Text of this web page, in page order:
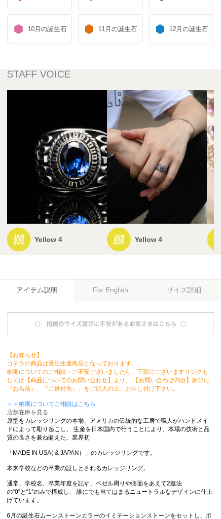
10月の誕生石 11月の誕生石 12月の誕生石
Yellow 4 Yellow 4
アイテム説明 For English サイズ詳細
【お知らせ】
コチラの商品は受注生産商品となっております。
納期についてのご相談・ご不安ございましたら、下部にございますリンクも
しくは【商品についてのお問い合わせ】より、 【お問い合わせ内容】部分に
『お名前』、『ご送付先』、をご記入の上、お申し付け下さい。
＞＞納期についてご相談はこちら
店舗在庫を見る
原型をカレッジリングの本場、アメリカの伝統的な工房で職人がハンドメイ
ドによって彫り起こし、 生産を日本国内で行うことにより、本場の技術と品
質の良さを兼ね備えた、業界初
「MADE IN USA( & JAPAN）」のカレッジリングです。
本来学校などの卒業の証しとされるカレッジリング。
通常、学校名、卒業年度を記す、ベゼル周りや側面をあえて2進法
の“0”と“1”のみで構成し、 誰にでも当てはまるニュートラルなデザインに仕上
げています。
6月の誕生石ムーンストーンカラーのイミテーションストーンをセットし、ボ